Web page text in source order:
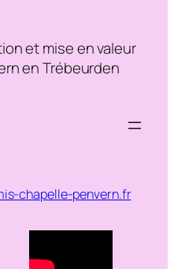
et mise en valeur
en Trébeurden
chapelle-penvern.fr